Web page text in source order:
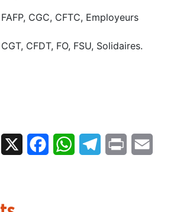
CGC, CFTC, Employeurs
CFDT, FO, FSU, Solidaires.
Threads FacebookWhatsAppTelegram
Print